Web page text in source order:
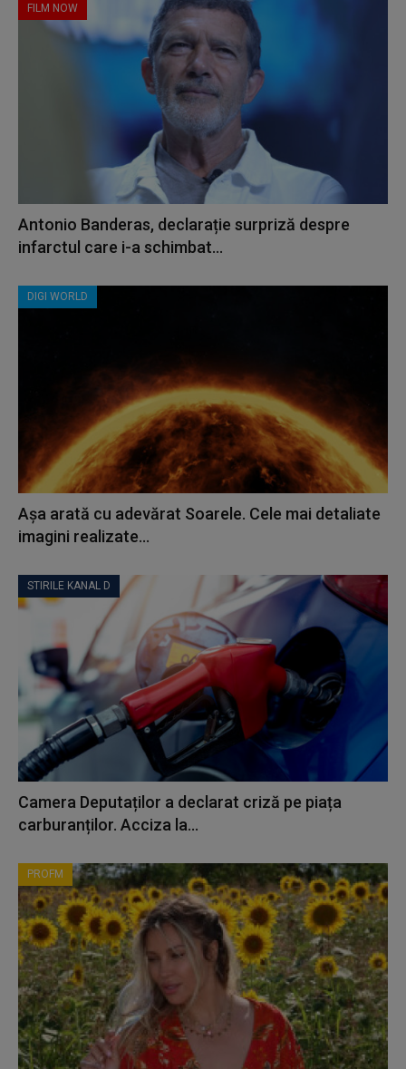
FILM NOW
Antonio Banderas, declarație surpriză despre
infarctul care i-a schimbat...
DIGI WORLD
Așa arată cu adevărat Soarele. Cele mai detaliate
imagini realizate...
STIRILE KANAL D
Camera Deputaților a declarat criză pe piața
carburanților. Acciza la...
PROFM